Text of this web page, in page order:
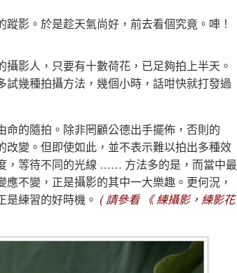
影。於是趁天氣尚好，前去看個究竟。唓！
影人，只要有十數荷花，已足夠拍上半天。
幾種拍攝方法，幾個小時，話咁快就打發過
的隨拍。除非罔顧公德出手擺佈，否則的
變。但即使如此，並不表示難以拍出多種效
，等待不同的光線 …… 方法多的是，而當中最
不變，正是攝影的其中一大樂趣。更何況，
是練習的好時機。 ( 請參看 《 練攝影，練影花